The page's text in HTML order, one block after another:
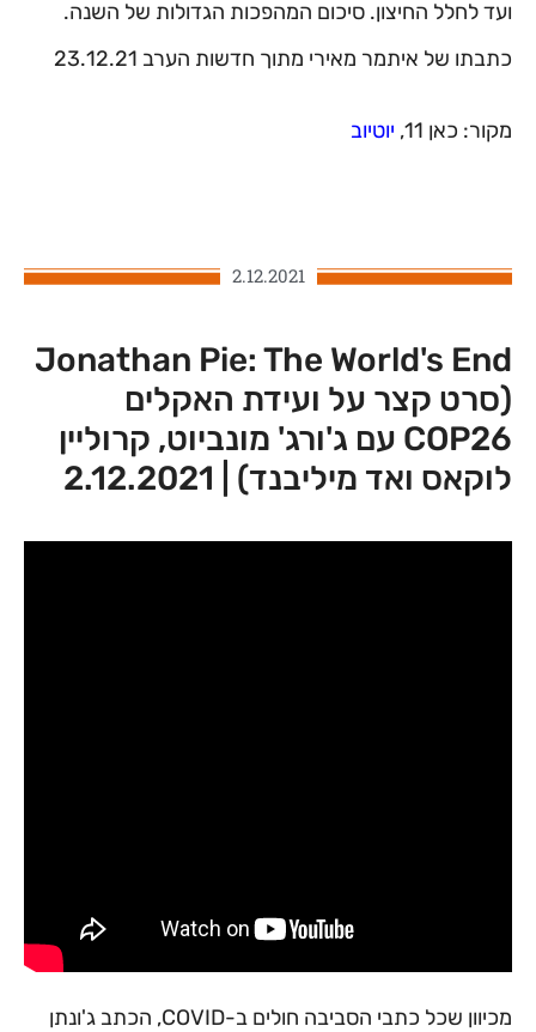
ועד לחלל החיצון. סיכום המהפכות הגדולות של השנה.
כתבתו של איתמר מאירי מתוך חדשות הערב 23.12.21
מקור: כאן 11, יוטיוב
2.12.2021
Jonathan Pie: The World's End
(סרט קצר על ועידת האקלים
COP26 עם ג'ורג' מונביוט, קרוליין
לוקאס ואד מיליבנד) | 2.12.2021
מכיוון שכל כתבי הסביבה חולים ב-COVID, הכתב ג'ונתן